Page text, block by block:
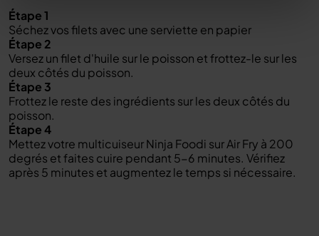
Étape 1
Séchez vos filets avec une serviette en papier
Étape 2
Versez un filet d'huile sur le poisson et frottez-le sur les
deux côtés du poisson.
Étape 3
Frottez le reste des ingrédients sur les deux côtés du
poisson.
Étape 4
Mettez votre multicuiseur Ninja Foodi sur Air Fry à 200
degrés et faites cuire pendant 5-6 minutes. Vérifiez
après 5 minutes et augmentez le temps si nécessaire.